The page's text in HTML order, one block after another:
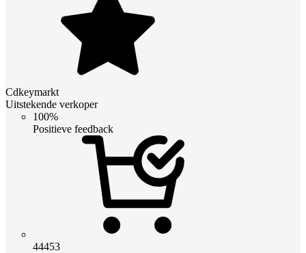
Cdkeymarkt
Uitstekende verkoper
100%
Positieve feedback
44453